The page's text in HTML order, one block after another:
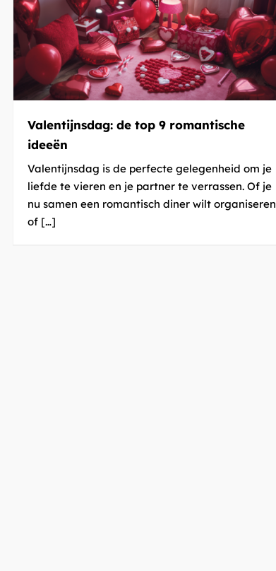
Valentijnsdag: de top 9 romantische
ideeën
Valentijnsdag is de perfecte gelegenheid om je
liefde te vieren en je partner te verrassen. Of je
nu samen een romantisch diner wilt organiseren
of […]